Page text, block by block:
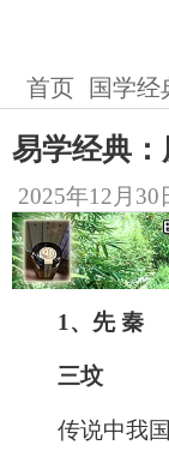
首页 国学经
易学经典
2025年12月30
1、先 秦
三坟
传说中我国